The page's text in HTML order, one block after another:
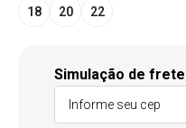
18 20 22
Simulação de frete